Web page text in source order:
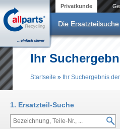
Privatkunde
Die Ersatzteilsuche
Ihr
Startseite » Ihr Suchergebnis
1. Ersatzteil-Suche